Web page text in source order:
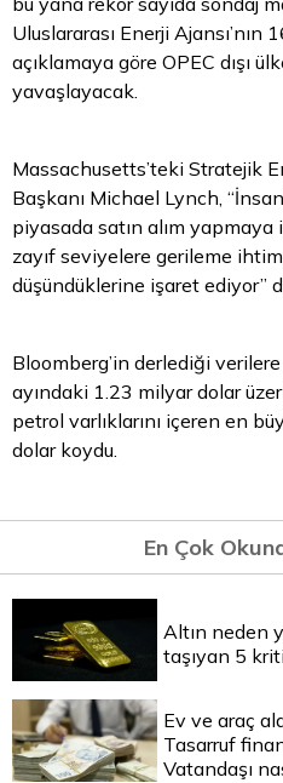
Uluslararası Enerji Ajansı’nın
açıklamaya göre OPEC dışı
yavaşlayacak.
Massachusetts’teki Stratejik
Başkanı Michael Lynch,
piyasada satın alım yapmaya
zayıf seviyelere gerileme
düşündüklerine işaret ediyor”
Bloomberg’in derlediği verilere
ayındaki 1.23 milyardolar
petrol varlıklarını içeren en
dolar koydu.
En Çok
Altın neden
taşıyan 5
Ev ve araç
Tasarruf
Vatandaşı